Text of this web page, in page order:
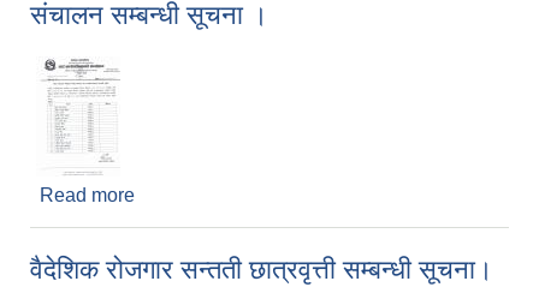
संचालन सम्बन्धी सूचना ।
Read more
वैदेशिक रोजगार सन्तती छात्रवृत्ती सम्बन्धी सूचना।